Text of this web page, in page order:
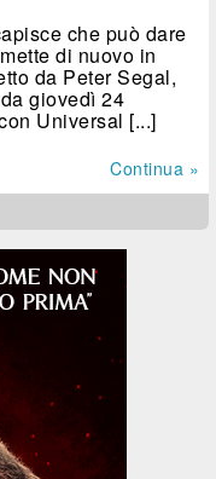
che può dare
di nuovo in
da Peter Segal,
giovedì 24
Universal [...]
Continua »